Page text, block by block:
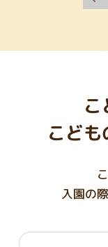
こど
入園の